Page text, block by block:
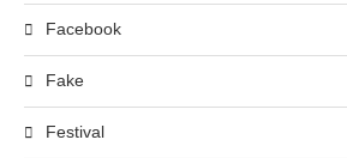
Facebook
Fake
Festival